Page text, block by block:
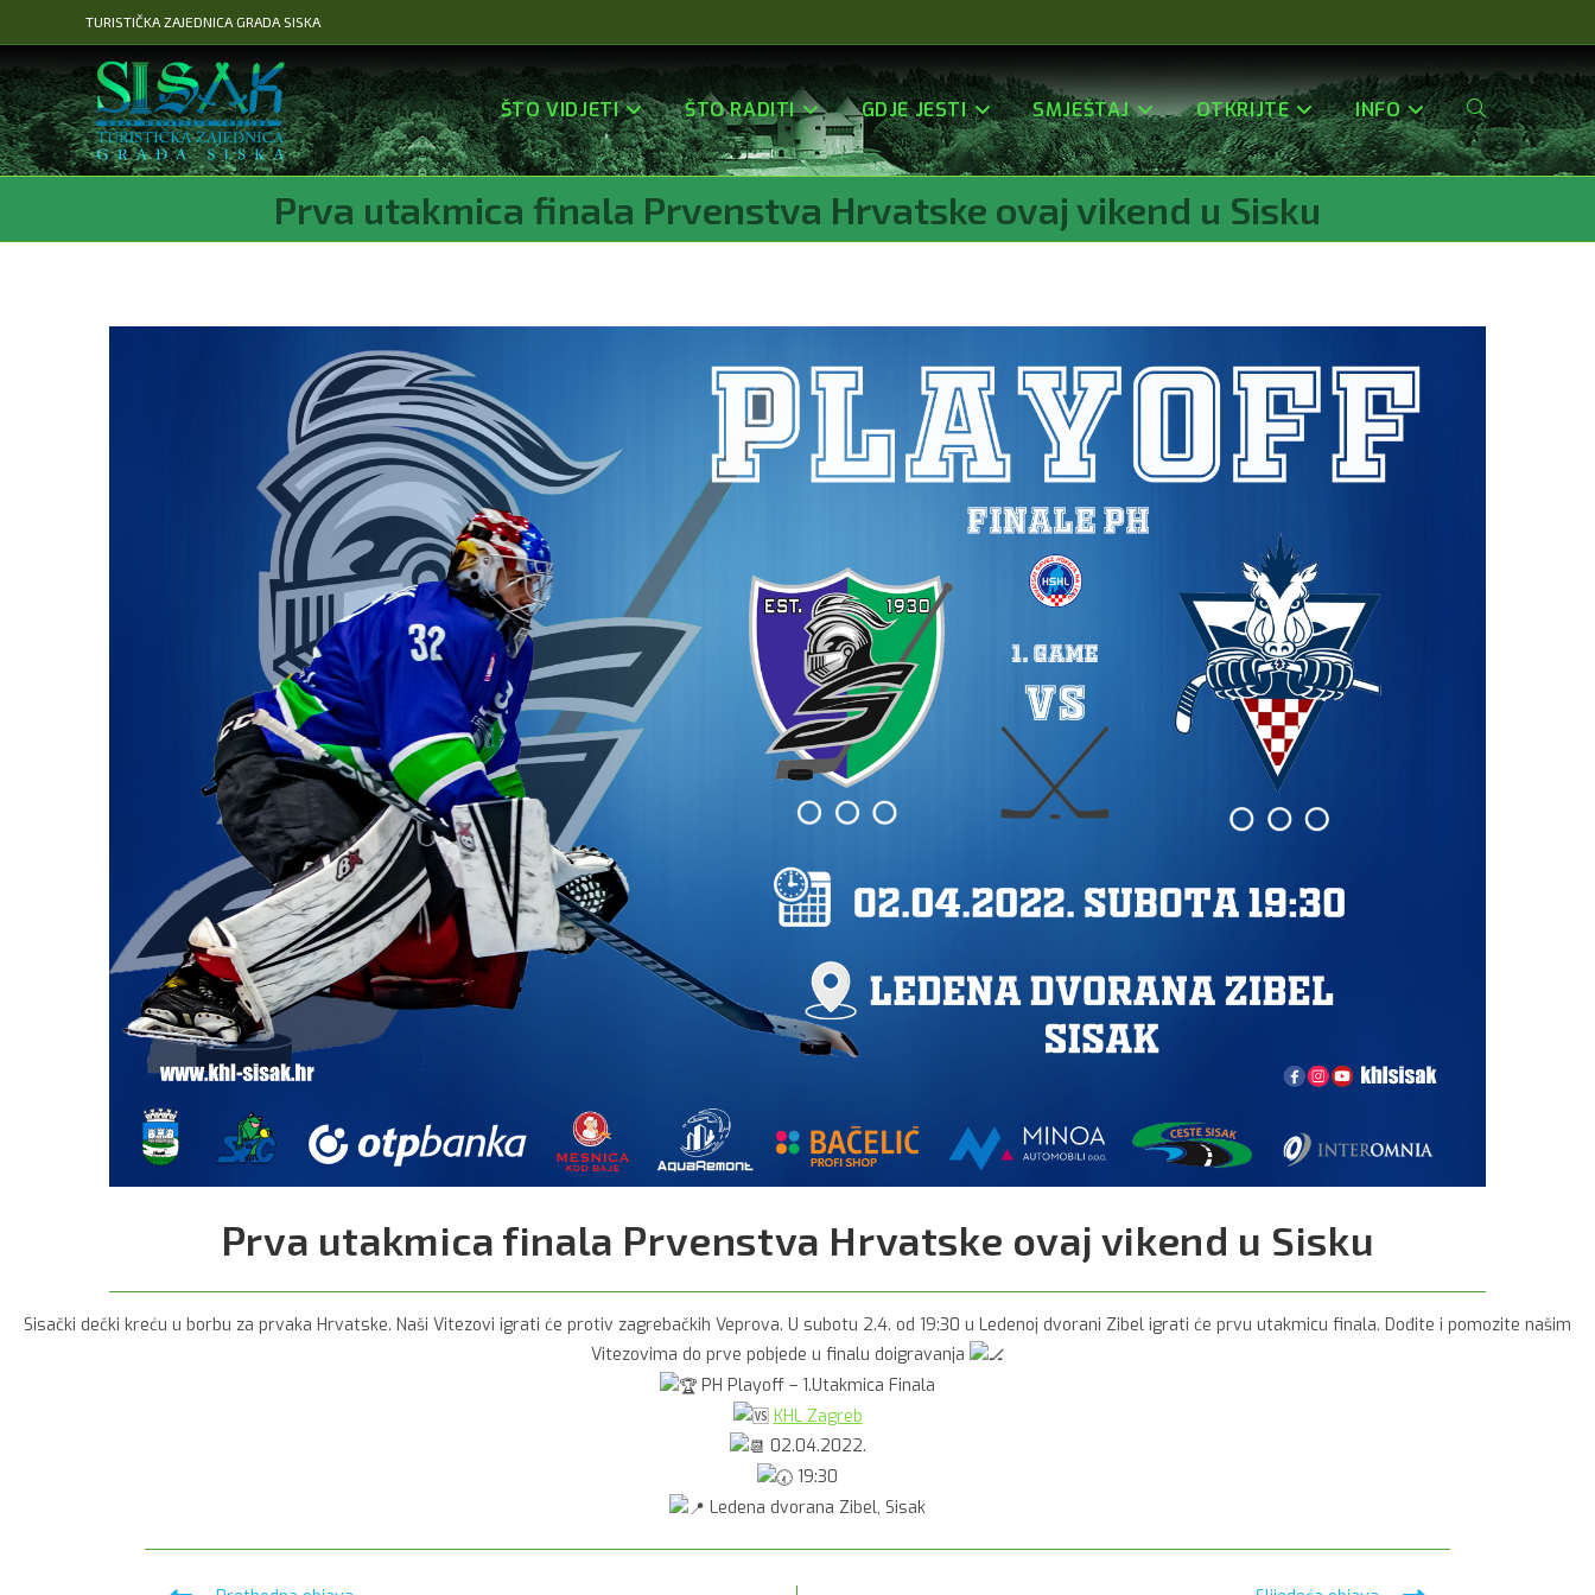
na
sadržaj
TURISTIČKA ZAJEDNICA GRADA SISKA
ŠTO VIDJETI ŠTO RADITI GDJE JESTI SMJEŠTAJ OTKRIJTE INFO Uključi/isključi
Prva utakmica finala Prvenstva Hrvatske ovaj vikend u Sisku
Prva utakmica finala Prvenstva Hrvatske ovaj vikend u Sisku
Sisački dečki kreću u borbu za prvaka Hrvatske. Naši Vitezovi igrati će protiv zagrebačkih Veprova. U subotu 2.4. od 19:30 u Ledenoj dvorani Zibel igrati će prvu utakmicu finala. Dođite i pomozite našim
Vitezovima do prve pobjede u finalu doigravanja
PH Playoff – 1.Utakmica Finala
KHL Zagreb
02.04.2022.
19:30
Ledena dvorana Zibel, Sisak